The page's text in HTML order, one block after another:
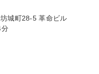
城町28-5 革命ビル